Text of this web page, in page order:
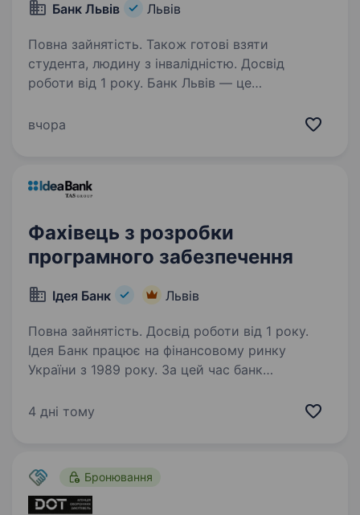
Банк Львів Львів
Повна зайнятість. Також готові взяти
студента, людину з інвалідністю. Досвід
роботи від 1 року. Банк Львів — це
що працює на території Заходу України з 1990
кожен розуміє свою роль та завжди…
вчора
Фахівець з розробки
програмного забезпечення
Ідея Банк Львів
Повна зайнятість. Досвід роботи від 1 року.
Ідея Банк працює на фінансовому ринку
України з 1989 року. За цей час банк
партнер для клієнтів. Наша справжня
4 дні тому
Бронювання